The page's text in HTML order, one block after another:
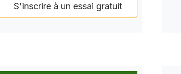
S'inscrire à un essai gratuit